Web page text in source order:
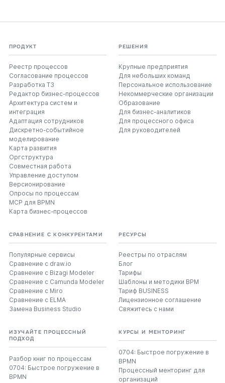
ПРОДУКТ
Реестр процессов
Согласование процессов
Разработка ТЗ
Редактор бизнес-процессов
Архитектура систем и
интеграция
Адаптация сотрудников
Дискретно-событийное
моделирование
Карта развития
Оргструктура
Совместная работа
Управление доступом
Версионирование
Опросы по процессам
MCP для BPMN
Карта бизнес-процессов
РЕШЕНИЯ
Крупные предприятия
Для небольших команд
Персональное использование
Некоммерческие организации
Образование
Для бизнес-аналитиков
Для процессного офиса
Для руководителей
СРАВНЕНИЕ С КОНКУРЕНТАМИ
Популярные сервисы
Сравнение с draw.io
Сравнение с Bizagi Modeler
Сравнение с Camunda Modeler
Сравнение с Miro
Сравнение с ELMA
Замена Business Studio
РЕСУРСЫ
Реестры по отраслям
Блог
Тарифы
Шаблоны и методики BPM
Тариф BUSINESS
Лицензионное соглашение
Свяжитесь с нами
ИЗУЧАЙТЕ ПРОЦЕССНЫЙ
ПОДХОД
Разбор книг по процессам
0704: Быстрое погружение в
BPMN
КУРСЫ И МЕНТОРИНГ
0704: Быстрое погружение в
BPMN
Процессный менторинг для
организаций